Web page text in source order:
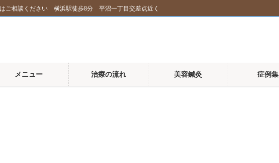
ご相談ください 横浜駅徒歩8分 平沼一丁目交差点近く
メニュー 治療の流れ 美容鍼灸 症例集